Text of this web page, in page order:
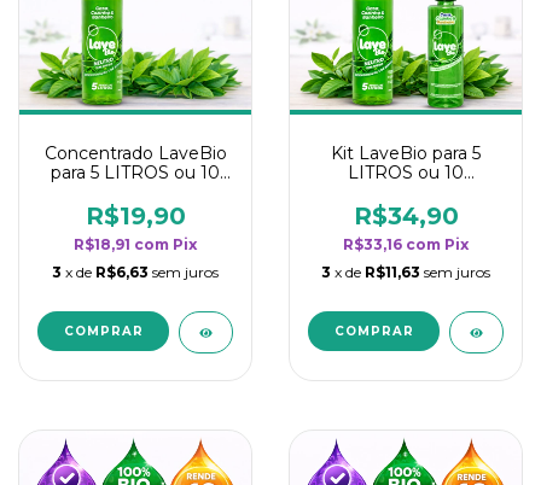
Concentrado LaveBio
para 5 LITROS ou 10
rendimento da
categoria - Neutro
R$19,90
R$18,91 com Pix
3 x de R$6,63 sem juros
Kit LaveBio para 5
LITROS ou 10
rendimento da
categoria - Neutro
R$34,90
R$33,16 com Pix
3 x de R$11,63 sem juros